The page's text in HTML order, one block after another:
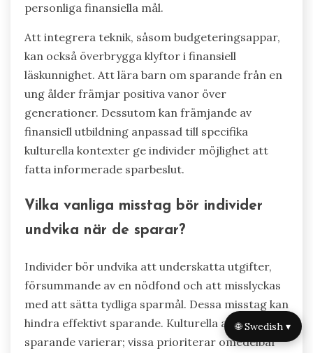
personliga finansiella mål.
Att integrera teknik, såsom budgeteringsappar,
kan också överbrygga klyftor i finansiell
läskunnighet. Att lära barn om sparande från en
ung ålder främjar positiva vanor över
generationer. Dessutom kan främjande av
finansiell utbildning anpassad till specifika
kulturella kontexter ge individer möjlighet att
fatta informerade sparbeslut.
Vilka vanliga misstag bör individer
undvika när de sparar?
Individer bör undvika att underskatta utgifter,
försummande av en nödfond och att misslyckas
med att sätta tydliga sparmål. Dessa misstag kan
hindra effektivt sparande. Kulturella attityder till
sparande varierar; vissa prioriterar omedelbar
🌐 Swedish ▾